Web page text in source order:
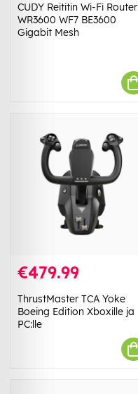
CUDY Reititin Wi-Fi Router
WR3600 WF7 BE3600
Gigabit Mesh
€479.99
ThrustMaster TCA Yoke
Boeing Edition Xboxille ja
PC:lle